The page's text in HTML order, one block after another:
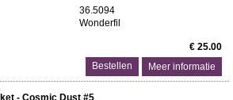
36.5094
Wonderfil
€ 25.00
Meer informatie
- Cosmic Dust #5